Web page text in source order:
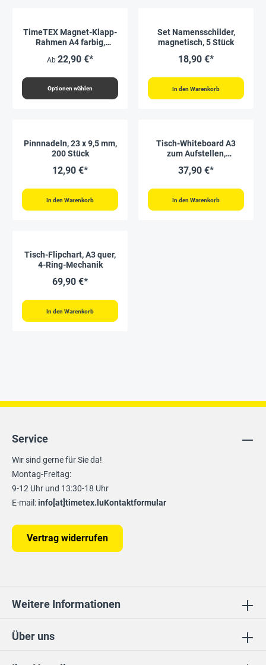
TimeTEX Magnet-Klapp-
Rahmen A4 farbig,
Rückseite, 2 Stück
Ab 22,90 €*
Optionen wählen
Set Namensschilder,
magnetisch, 5 Stück
18,90 €*
In den Warenkorb
Pinnnadeln, 23 x 9,5 mm,
200 Stück
12,90 €*
In den Warenkorb
Tisch-Whiteboard A3
zum Aufstellen,
37,90 €*
In den Warenkorb
Tisch-Flipchart, A3 quer,
4-Ring-Mechanik
69,90 €*
In den Warenkorb
Über uns
Service
Wir sind gerne für Sie da!
Montag-Freitag:
9-12 Uhr und 13:30-18 Uhr
E-mail:info[at]timetex.luKontaktformular
Vertrag widerrufen
Weitere Informationen